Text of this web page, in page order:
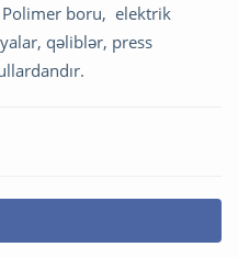
boru, elektrik
qəliblər, press